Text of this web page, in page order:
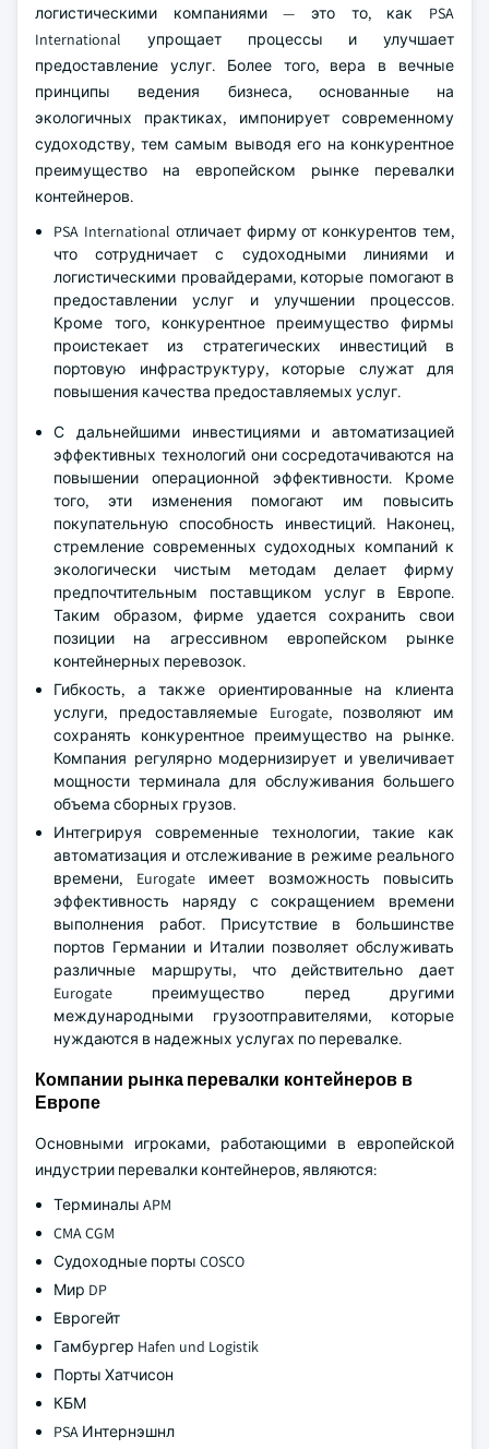
логистическими компаниями — это то, как PSA
International упрощает процессы и улучшает
предоставление услуг. Более того, вера в вечные
принципы ведения бизнеса, основанные на
экологичных практиках, импонирует современному
судоходству, тем самым выводя его на конкурентное
преимущество на европейском рынке перевалки
контейнеров.
PSA International отличает фирму от конкурентов тем,
что сотрудничает с судоходными линиями и
логистическими провайдерами, которые помогают в
предоставлении услуг и улучшении процессов.
Кроме того, конкурентное преимущество фирмы
проистекает из стратегических инвестиций в
портовую инфраструктуру, которые служат для
повышения качества предоставляемых услуг.
С дальнейшими инвестициями и автоматизацией
эффективных технологий они сосредотачиваются на
повышении операционной эффективности. Кроме
того, эти изменения помогают им повысить
покупательную способность инвестиций. Наконец,
стремление современных судоходных компаний к
экологически чистым методам делает фирму
предпочтительным поставщиком услуг в Европе.
Таким образом, фирме удается сохранить свои
позиции на агрессивном европейском рынке
контейнерных перевозок.
Гибкость, а также ориентированные на клиента
услуги, предоставляемые Eurogate, позволяют им
сохранять конкурентное преимущество на рынке.
Компания регулярно модернизирует и увеличивает
мощности терминала для обслуживания большего
объема сборных грузов.
Интегрируя современные технологии, такие как
автоматизация и отслеживание в режиме реального
времени, Eurogate имеет возможность повысить
эффективность наряду с сокращением времени
выполнения работ. Присутствие в большинстве
портов Германии и Италии позволяет обслуживать
различные маршруты, что действительно дает
Eurogate преимущество перед другими
международными грузоотправителями, которые
нуждаются в надежных услугах по перевалке.
Компании рынка перевалки контейнеров в
Европе
Основными игроками, работающими в европейской
индустрии перевалки контейнеров, являются:
Терминалы APM
CMA CGM
Судоходные порты COSCO
Мир DP
Еврогейт
Гамбургер Hafen und Logistik
Порты Хатчисон
КБМ
PSA Интернэшнл